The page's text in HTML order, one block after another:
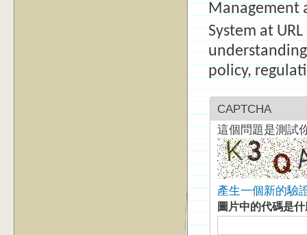
Management
System at
policy,
CAPTCHA
這個問題是測試
產生一個新的驗
圖片中的代碼是